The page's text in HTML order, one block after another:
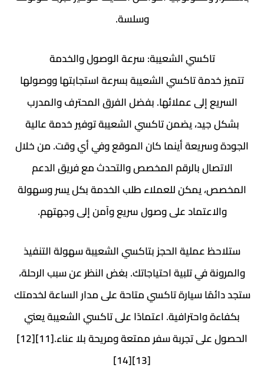
وسلسة.
تاكسي الشعيبة: سرعة الوصول والخدمة
تتميز خدمة تاكسي الشعيبة بسرعة استجابتها ووصولها
السريع إلى عملائها. بفضل الفرق المحترف والمدرب
بشكل جيد، يضمن تاكسي الشعيبة توفير خدمة عالية
الجودة وسريعة أينما كان الموقع وفي أي وقت. من خلال
الاتصال بالرقم المخصص والتحدث مع فريق الدعم
المخصص، يمكن للعملاء طلب الخدمة بكل يسر وسهولة
والاعتماد على وصول سريع وآمن إلى وجهتهم.
ستلاحظ عملية الحجز بتاكسي الشعيبة سهولة التنفيذ
والمرونة في تلبية احتياجاتك. بغض النظر عن سبب الرحلة،
ستجد دائمًا سيارة تاكسي متاحة على مدار الساعة لخدمتك
بكفاءة واحترافية. اعتمادًا على تاكسي الشعيبة يعني
الحصول على تجربة سفر ممتعة ومريحة بلا عناء.[11][12]
[13][14]